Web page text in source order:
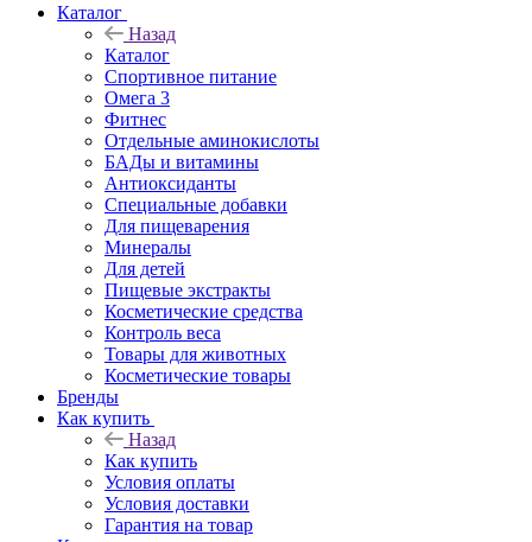
Каталог
Назад
Каталог
Спортивное питание
Омега 3
Фитнес
Отдельные аминокислоты
БАДы и витамины
Антиоксиданты
Специальные добавки
Для пищеварения
Минералы
Для детей
Пищевые экстракты
Косметические средства
Контроль веса
Товары для животных
Косметические товары
Бренды
Как купить
Назад
Как купить
Условия оплаты
Условия доставки
Гарантия на товар